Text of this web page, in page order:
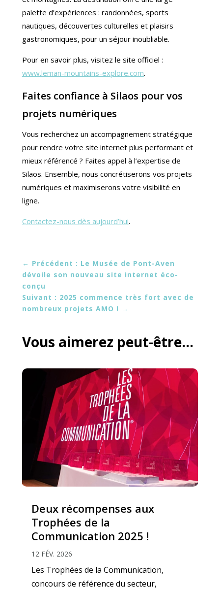
palette d’expériences : randonnées, sports
nautiques, découvertes culturelles et plaisirs
gastronomiques, pour un séjour inoubliable.
Pour en savoir plus, visitez le site officiel :
www.leman-mountains-explore.com.
Faites confiance à Silaos pour vos
projets numériques
Vous recherchez un accompagnement stratégique
pour rendre votre site internet plus performant et
mieux référencé ? Faites appel à l’expertise de
Silaos. Ensemble, nous concrétiserons vos projets
numériques et maximiserons votre visibilité en
ligne.
Contactez-nous dès aujourd’hui.
← Précédent : Le Musée de Pont-Aven
dévoile son nouveau site internet éco-
conçu
Suivant : 2025 commence très fort avec de
nombreux projets AMO ! →
Vous aimerez peut-être…
Deux récompenses aux
Trophées de la
Communication 2025 !
12 FÉV. 2026
Les Trophées de la Communication,
concours de référence du secteur,